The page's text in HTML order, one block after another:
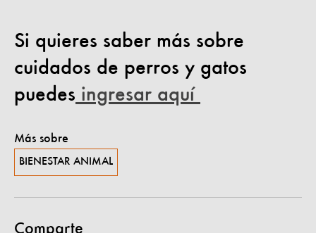
Si quieres saber más sobre
cuidados de perros y gatos
puedes ingresar aquí
Más sobre
BIENESTAR ANIMAL
Comparte